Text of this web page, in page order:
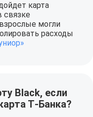
карта
связке
могли
расходы
Black, если
Т‑Банка?